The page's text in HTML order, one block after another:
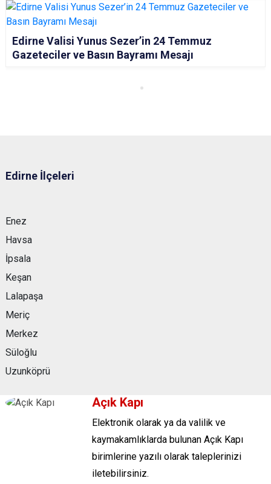
Edirne Valisi Yunus Sezer’in 24 Temmuz
Gazeteciler ve Basın Bayramı Mesajı
Edirne İlçeleri
Enez
Havsa
İpsala
Keşan
Lalapaşa
Meriç
Merkez
Süloğlu
Uzunköprü
Açık Kapı
Elektronik olarak ya da valilik ve
kaymakamlıklarda bulunan Açık Kapı
birimlerine yazılı olarak taleplerinizi
iletebilirsiniz.